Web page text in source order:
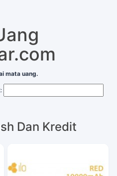
mata uang.
Dan Kredit